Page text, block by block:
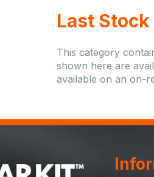
Last Stock
This category
shown here are
available on an on-